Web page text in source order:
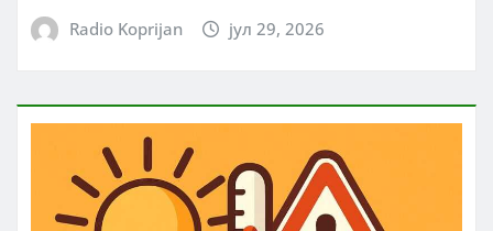
Radio Koprijan јул 29, 2026